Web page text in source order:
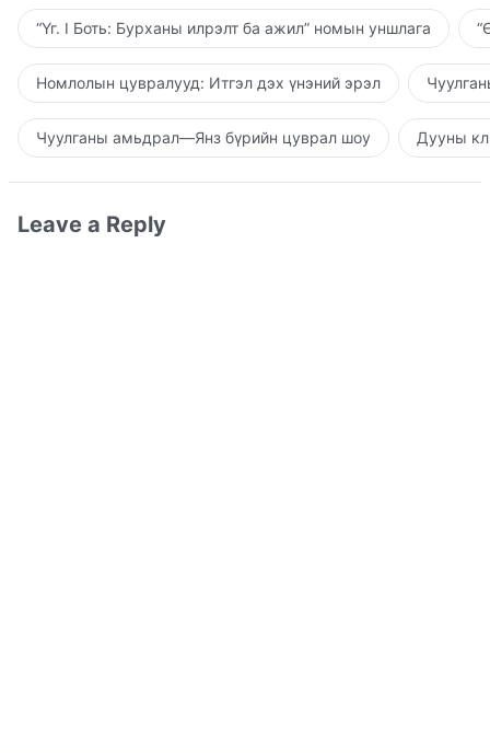
“Үг. I Боть: Бурханы илрэлт ба ажил” номын уншлага
Номлолын цувралууд: Итгэл дэх үнэний эрэл
Чуулганы амьдрал—Янз бүрийн цуврал шоу Дууны
Leave a Reply